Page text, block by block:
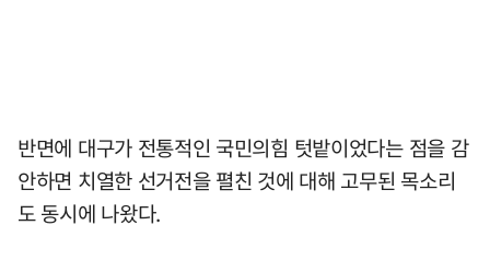
반면에 대구가 전통적인 국민의힘 텃밭이었다는 점을 감
안하면 치열한 선거전을 펼친 것에 대해 고무된 목소리
도 동시에 나왔다.